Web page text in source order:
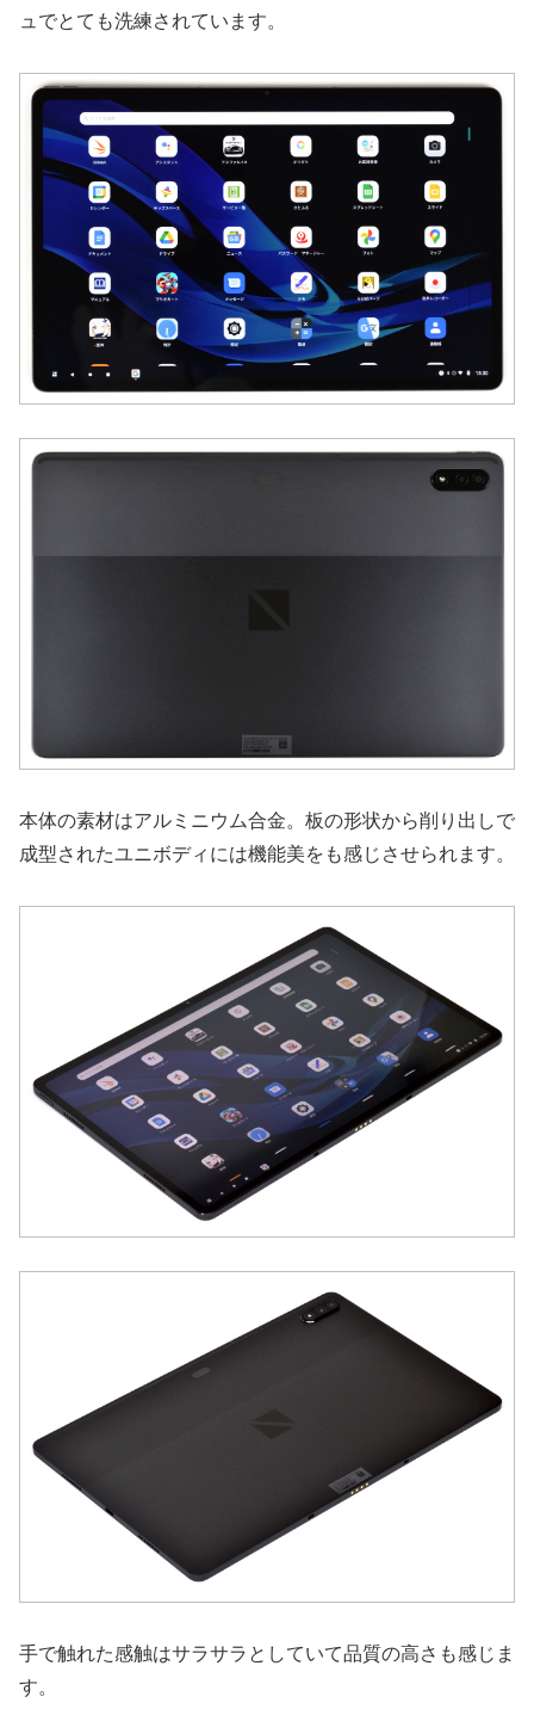
ュでとても洗練されています。
本体の素材はアルミニウム合金。板の形状から削り出しで
成型されたユニボディには機能美をも感じさせられます。
手で触れた感触はサラサラとしていて品質の高さも感じま
す。